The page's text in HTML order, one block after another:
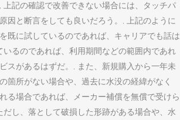
上記の確認で改善できない場合には、タッチパ
因と断言をしても良いだろう。, 上記のように
既に試しているのであれば、キャリアでも話は
いるのであれば、利用期間などの範囲内であれ
スがあるはずだ。, また、新規購入から一年未
箇所がない場合や、過去に水没の経緯がなく
る場合であれば、メーカー補償を無償で受けら
だし、落として破損した形跡がある場合や、水